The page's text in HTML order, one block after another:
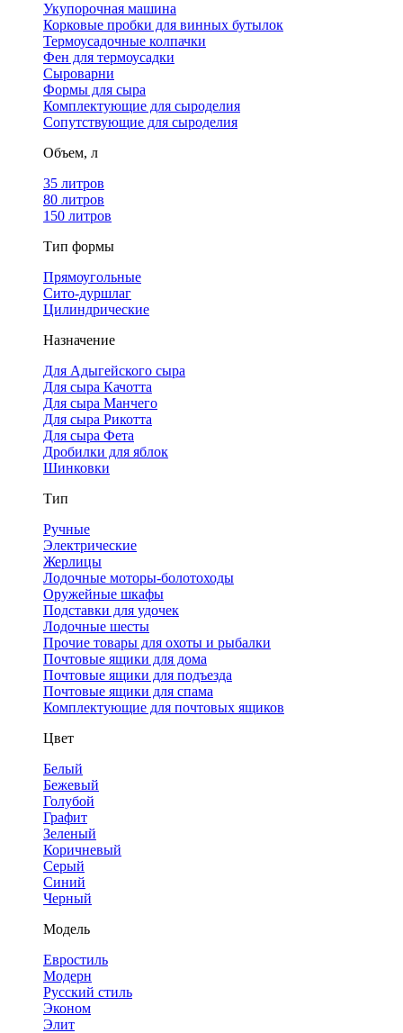
Укупорочная машина
Корковые пробки для винных бутылок
Термоусадочные колпачки
Фен для термоусадки
Сыроварни
Формы для сыра
Комплектующие для сыроделия
Сопутствующие для сыроделия
Объем, л
35 литров
80 литров
150 литров
Тип формы
Прямоугольные
Сито-дуршлаг
Цилиндрические
Назначение
Для Адыгейского сыра
Для сыра Качотта
Для сыра Манчего
Для сыра Рикотта
Для сыра Фета
Дробилки для яблок
Шинковки
Тип
Ручные
Электрические
Жерлицы
Лодочные моторы-болотоходы
Оружейные шкафы
Подставки для удочек
Лодочные шесты
Прочие товары для охоты и рыбалки
Почтовые ящики для дома
Почтовые ящики для подъезда
Почтовые ящики для спама
Комплектующие для почтовых ящиков
Цвет
Белый
Бежевый
Голубой
Графит
Зеленый
Коричневый
Серый
Синий
Черный
Модель
Евростиль
Модерн
Русский стиль
Эконом
Элит